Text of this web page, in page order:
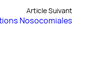
Article Suivant
Nosocomiales